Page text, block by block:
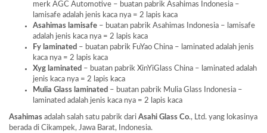
merk AGC Automotive – buatan pabrik Asahimas Indonesia –
lamisafe adalah jenis kaca nya = 2 lapis kaca
Asahimas lamisafe – buatan pabrik Asahimas Indonesia – lamisafe
adalah jenis kaca nya = 2 lapis kaca
Fy laminated – buatan pabrik FuYao China – laminated adalah jenis
kaca nya = 2 lapis kaca
Xyg laminated – buatan pabrik XinYiGlass China – laminated adalah
jenis kaca nya = 2 lapis kaca
Mulia Glass laminated – buatan pabrik Mulia Glass Indonesia –
laminated adalah jenis kaca nya = 2 lapis kaca
Asahimas adalah salah satu pabrik dari Asahi Glass Co., Ltd. yang lokasinya
berada di Cikampek, Jawa Barat, Indonesia.